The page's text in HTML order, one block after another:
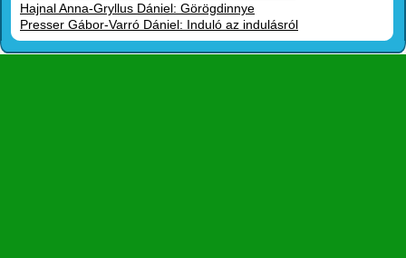
Hajnal Anna-Gryllus Dániel: Görögdinnye
Presser Gábor-Varró Dániel: Induló az indulásról